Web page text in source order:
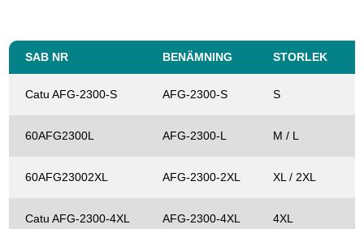
SAB NR BENÄMNING STORLEK
Catu AFG-2300-S AFG-2300-S S
60AFG2300L AFG-2300-L M / L
60AFG23002XL AFG-2300-2XL XL / 2XL
Catu AFG-2300-4XL AFG-2300-4XL 4XL